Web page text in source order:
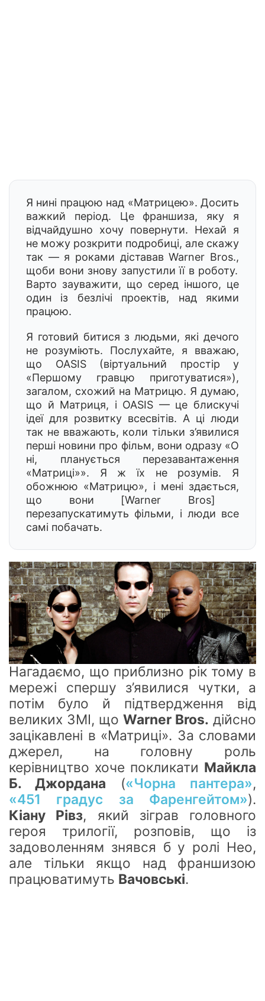
Я нині працюю над «Матрицею». Досить
важкий період. Це франшиза, яку я
відчайдушно хочу повернути. Нехай я
не можу розкрити подробиці, але скажу
так — я роками діставав Warner Bros.,
щоби вони знову запустили її в роботу.
Варто зауважити, що серед іншого, це
один із безлічі проектів, над якими
працюю.
Я готовий битися з людьми, які дечого
не розуміють. Послухайте, я вважаю,
що OASIS (віртуальний простір у
«Першому гравцю приготуватися»),
загалом, схожий на Матрицю. Я думаю,
що й Матриця, і OASIS — це блискучі
ідеї для розвитку всесвітів. А ці люди
так не вважають, коли тільки з’явилися
перші новини про фільм, вони одразу «О
ні, планується перезавантаження
«Матриці»». Я ж їх не розумів. Я
обожнюю «Матрицю», і мені здається,
що вони [Warner Bros]
перезапускатимуть фільми, і люди все
самі побачать.
Нагадаємо, що приблизно рік тому в
мережі спершу з’явилися чутки, а
потім було й підтвердження від
великих ЗМІ, що Warner Bros. дійсно
зацікавлені в «Матриці». За словами
джерел, на головну роль
керівництво хоче покликати Майкла
Б. Джордана («Чорна пантера»,
«451 градус за Фаренгейтом»).
Кіану Рівз, який зіграв головного
героя трилогії, розповів, що із
задоволенням знявся б у ролі Нео,
але тільки якщо над франшизою
працюватимуть Вачовські.